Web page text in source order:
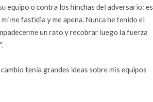
equipo o contra los hinchas del adversario: es
me fastidia y me apena. Nunca he tenido el
un rato y recobrar luego la fuerza
tenía grandes ideas sobre mis equipos